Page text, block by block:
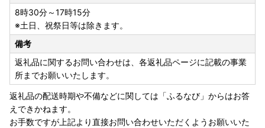
8時30分～17時15分
※土日、祝祭日等は除きます。
備考
返礼品に関するお問い合わせは、各返礼品ページに記載の事業
所までお願いいたします。
返礼品の配送時期や不備などに関しては「ふるなび」からはお答
えできかねます。
お手数ですが上記より直接お問い合わせいただくようお願いいた